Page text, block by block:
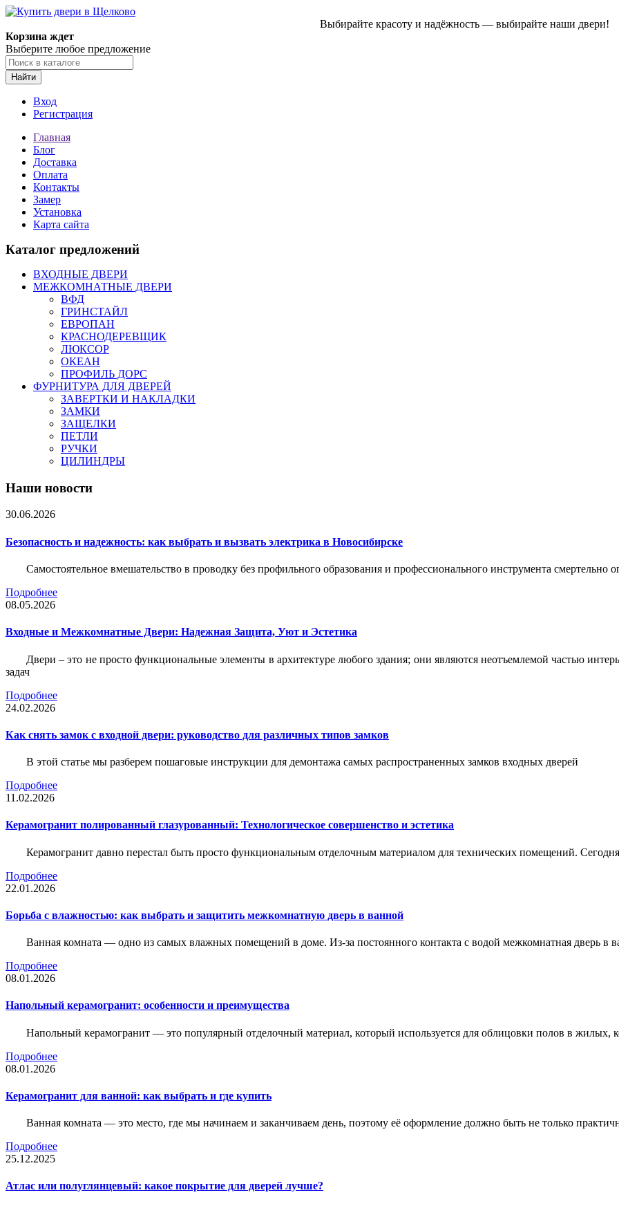
Выбирайте красоту и надёжность — выбирайте наши двери!
Корзина ждет
Выберите любое предложение
Найти
Вход
Регистрация
Главная
Блог
Доставка
Оплата
Контакты
Замер
Установка
Карта сайта
Каталог предложений
ВХОДНЫЕ ДВЕРИ
МЕЖКОМНАТНЫЕ ДВЕРИ
ВФД
ГРИНСТАЙЛ
ЕВРОПАН
КРАСНОДЕРЕВЩИК
ЛЮКСОР
ОКЕАН
ПРОФИЛЬ ДОРС
ФУРНИТУРА ДЛЯ ДВЕРЕЙ
ЗАВЕРТКИ И НАКЛАДКИ
ЗАМКИ
ЗАЩЕЛКИ
ПЕТЛИ
РУЧКИ
ЦИЛИНДРЫ
Наши новости
30.06.2026
Безопасность и надежность: как выбрать и вызвать электрика в Новосибирске
Самостоятельное вмешательство в проводку без профильного образования и профессионального инструмента смертельно
Подробнее
08.05.2026
Входные и Межкомнатные Двери: Надежная Защита, Уют и Эстетика
Двери – это не просто функциональные элементы в архитектуре любого здания; они являются неотъемлемой частью
задач
Подробнее
24.02.2026
Как снять замок с входной двери: руководство для различных типов замков
В этой статье мы разберем пошаговые инструкции для демонтажа самых распространенных замков входных дверей
Подробнее
11.02.2026
Керамогранит полированный глазурованный: Технологическое совершенство и эстетика
Керамогранит давно перестал быть просто функциональным отделочным материалом для технических помещений.
Подробнее
22.01.2026
Борьба с влажностью: как выбрать и защитить межкомнатную дверь в ванной
Ванная комната — одно из самых влажных помещений в доме. Из-за постоянного контакта с водой межкомнатная дверь в
Подробнее
08.01.2026
Напольный керамогранит: особенности и преимущества
Напольный керамогранит — это популярный отделочный материал, который используется для облицовки полов в
Подробнее
08.01.2026
Керамогранит для ванной: как выбрать и где купить
Ванная комната — это место, где мы начинаем и заканчиваем день, поэтому её оформление должно быть не только
Подробнее
25.12.2025
Атлас или полуглянцевый: какое покрытие для дверей лучше?